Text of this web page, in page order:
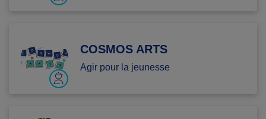
COSMOS ARTS
Agir pour la jeunesse